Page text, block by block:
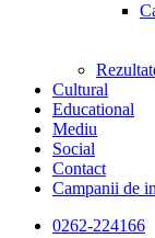
Cultural
Educational
Mediu
Social
Contact
Campanii de
0262-224166